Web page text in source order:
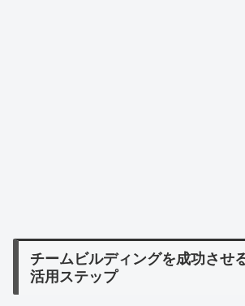
チームビルディングを成功させ
活用ステップ